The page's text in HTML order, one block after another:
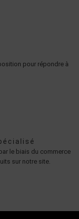
pour répondre à
le biais du commerce
sur notre site.